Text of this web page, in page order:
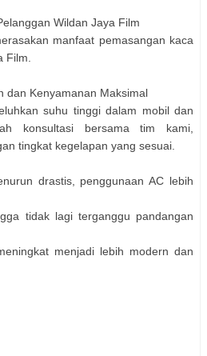
Wildan Jaya Film
manfaat pemasangan kaca
Film.
dan Kenyamanan Maksimal
suhu tinggi dalam mobil dan
konsultasi bersama tim kami,
tingkat kegelapan yang sesuai.
drastis, penggunaan AC lebih
tidak lagi terganggu pandangan
menjadi lebih modern dan